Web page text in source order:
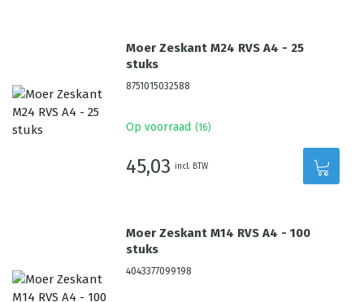
Moer Zeskant M24 RVS A4 - 25
stuks
8751015032588
Op voorraad (16)
45,03 incl. BTW
Moer Zeskant M14 RVS A4 - 100
stuks
4043377099198